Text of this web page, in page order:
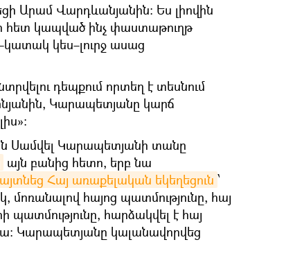
Արամ Վարդևանյանին։ Ես լիովին
հետ կապված ինչ փաստաթուղթ
կես–լուրջ ասաց
դեպքում որտեղ է տեսնում
Կարապետյանը կարճ
ին Սամվել Կարապետյանի տանը
այն բանից հետո, երբ նա
Հայ առաքելական եկեղեցուն ՝
մոռանալով հայոց պատմությունը, հայ
հարձակվել է հայ
Կարապետյանը կալանավորվեց